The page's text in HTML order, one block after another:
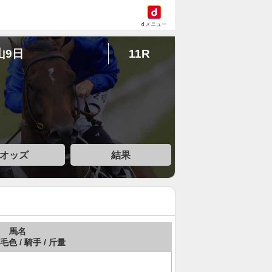
dメニュー
9日 11R
オッズ 結果
馬名
色 / 騎手 / 斤量